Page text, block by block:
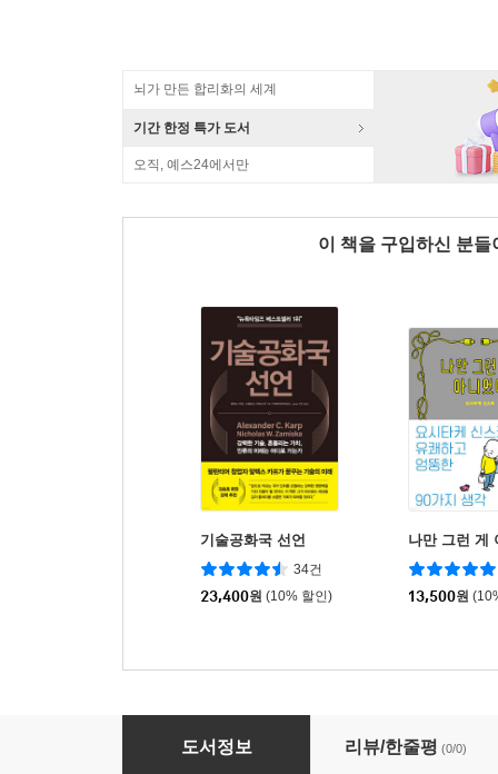
뇌가 만든 합리화의 세계
기간 한정 특가 도서
오직, 예스24에서만
이 책을 구입하신 분
기술공화국 선언
34건
23,400원 (10% 할인)
나만 그런 게
13,500원
자연 미장
도서정보 리뷰/한줄평 (0/0)